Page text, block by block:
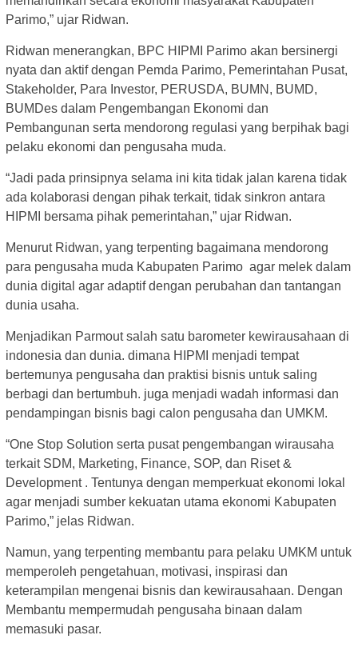
Parimo,” ujar Ridwan.
Ridwan menerangkan, BPC HIPMI Parimo akan bersinergi
nyata dan aktif dengan Pemda Parimo, Pemerintahan Pusat,
Stakeholder, Para Investor, PERUSDA, BUMN, BUMD,
BUMDes dalam Pengembangan Ekonomi dan
Pembangunan serta mendorong regulasi yang berpihak bagi
pelaku ekonomi dan pengusaha muda.
“Jadi pada prinsipnya selama ini kita tidak jalan karena tidak
ada kolaborasi dengan pihak terkait, tidak sinkron antara
HIPMI bersama pihak pemerintahan,” ujar Ridwan.
Menurut Ridwan, yang terpenting bagaimana mendorong
para pengusaha muda Kabupaten Parimo agar melek dalam
dunia digital agar adaptif dengan perubahan dan tantangan
dunia usaha.
Menjadikan Parmout salah satu barometer kewirausahaan di
indonesia dan dunia. dimana HIPMI menjadi tempat
bertemunya pengusaha dan praktisi bisnis untuk saling
berbagi dan bertumbuh. juga menjadi wadah informasi dan
pendampingan bisnis bagi calon pengusaha dan UMKM.
“One Stop Solution serta pusat pengembangan wirausaha
terkait SDM, Marketing, Finance, SOP, dan Riset &
Development . Tentunya dengan memperkuat ekonomi lokal
agar menjadi sumber kekuatan utama ekonomi Kabupaten
Parimo,” jelas Ridwan.
Namun, yang terpenting membantu para pelaku UMKM untuk
memperoleh pengetahuan, motivasi, inspirasi dan
keterampilan mengenai bisnis dan kewirausahaan. Dengan
Membantu mempermudah pengusaha binaan dalam
memasuki pasar.